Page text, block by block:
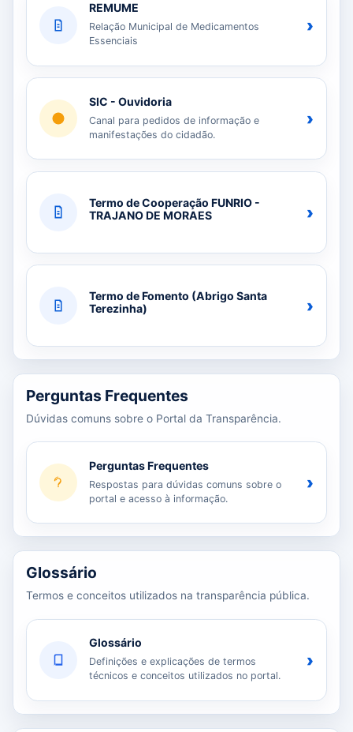
REMUME
Relação Municipal de Medicamentos
Essenciais
›
SIC - Ouvidoria
Canal para pedidos de informação e
manifestações do cidadão.
›
Termo de Cooperação FUNRIO -
TRAJANO DE MORAES
›
Termo de Fomento (Abrigo Santa
Terezinha)
›
Perguntas Frequentes
Dúvidas comuns sobre o Portal da Transparência.
Perguntas Frequentes
Respostas para dúvidas comuns sobre o
portal e acesso à informação.
›
Glossário
Termos e conceitos utilizados na transparência pública.
Glossário
Definições e explicações de termos
técnicos e conceitos utilizados no portal.
›